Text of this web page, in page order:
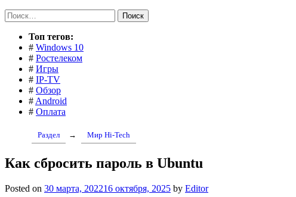
Найти:
Toп тегов:
# Windows 10
# Ростелеком
# Игры
# IP-TV
# Обзор
# Android
# Оплата
Раздел → Мир Hi-Tech
Как сбросить пароль в Ubuntu
Posted on 30 марта, 202216 октября, 2025 by Editor